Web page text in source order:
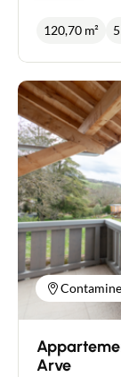
Arve,
sur 2
Un
niveau,
indépendant À l’étage,
→ 3 belles
avec
: un
la vue et du
sur-
120,70 m²
Arve